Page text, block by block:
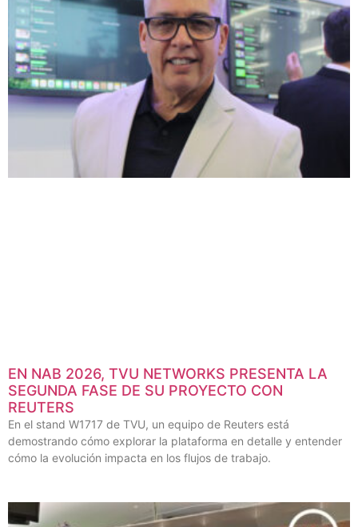
EN NAB 2026, TVU NETWORKS PRESENTA LA
SEGUNDA FASE DE SU PROYECTO CON
REUTERS
En el stand W1717 de TVU, un equipo de Reuters está
demostrando cómo explorar la plataforma en detalle y entender
cómo la evolución impacta en los flujos de trabajo.